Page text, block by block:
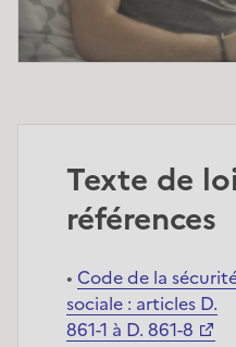
Texte de
références
Code de la
sociale : articles D.
861-1 à D. 861-8